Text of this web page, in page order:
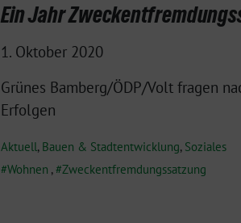
Ein Jahr
1. Oktober 2020
Grünes Bamberg/ÖDP/Volt fragen
Erfolgen
Aktuell, Bauen & Stadtentwicklung, Soziales
Wohnen , Zweckentfremdungssatzung